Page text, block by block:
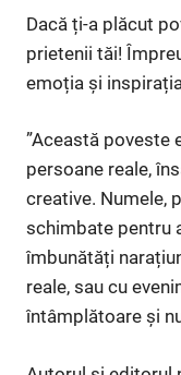
Dacă ți-a plăcut
prietenii tăi!
emoția și
”Această poveste
persoane reale,
creative. Numele,
schimbate pentru
îmbunătăți
reale, sau cu
întâmplătoare și